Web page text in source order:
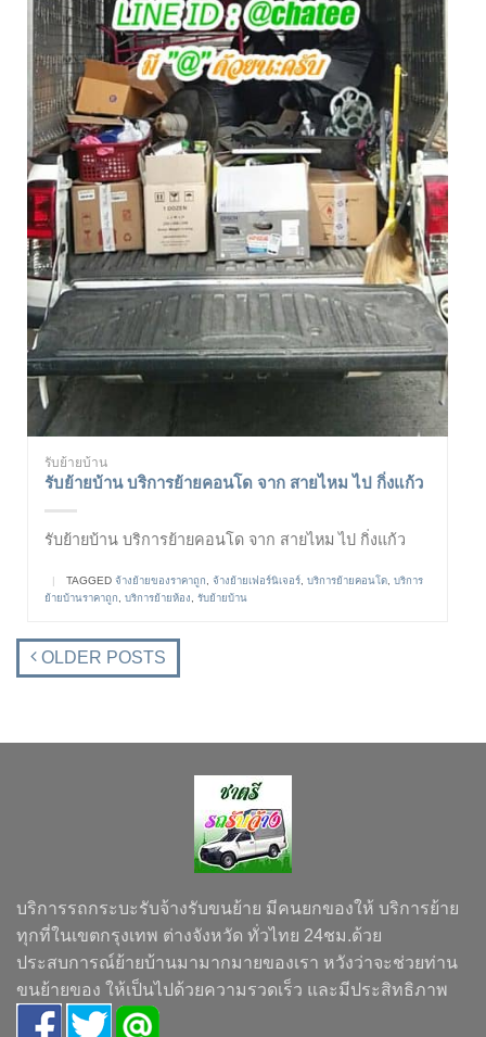
รับย้ายบ้าน
รับย้ายบ้าน บริการย้ายคอนโด จาก สายไหม ไป กิ่งแก้ว
รับย้ายบ้าน บริการย้ายคอนโด จาก สายไหม ไป กิ่งแก้ว
| TAGGED จ้างย้ายของราคาถูก, จ้างย้ายเฟอร์นิเจอร์, บริการย้ายคอนโด, บริการ
ย้ายบ้านราคาถูก, บริการย้ายห้อง, รับย้ายบ้าน
OLDER POSTS
บริการรถกระบะรับจ้างรับขนย้าย มีคนยกของให้ บริการย้าย
ทุกที่ในเขตกรุงเทพ ต่างจังหวัด ทั่วไทย 24ชม.ด้วย
ประสบการณ์ย้ายบ้านมามากมายของเรา หวังว่าจะช่วยท่าน
ขนย้ายของ ให้เป็นไปด้วยความรวดเร็ว และมีประสิทธิภาพ